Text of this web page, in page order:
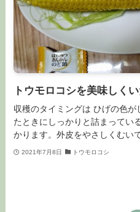
トウモロコシを美味しく
収穫のタイミングは ひげの色
たときにしっかりと詰まってい
かります。外皮をやさしくむい
2021年7月8日 トウモロコシ